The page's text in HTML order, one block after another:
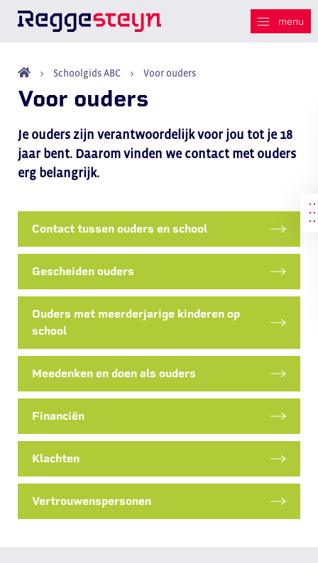
Schoolgids ABC Voor ouders
Voor ouders
Je ouders zijn verantwoordelijk voor jou tot je 18
jaar bent. Daarom vinden we contact met ouders
erg belangrijk.
Contact tussen ouders en school
Gescheiden ouders
Ouders met meerderjarige kinderen op
school
Meedenken en doen als ouders
Financiën
Klachten
Vertrouwenspersonen